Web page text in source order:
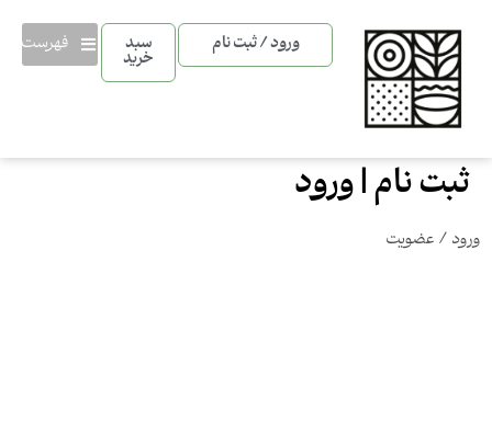
ورود / ثبت نام سبد
خرید
فهرست
ثبت نام | ورود
ورود / عضویت